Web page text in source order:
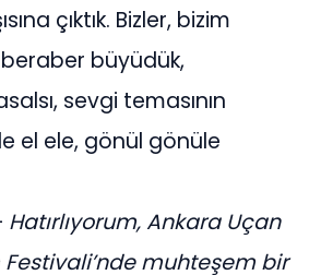
çıktık. Bizler, bizim
büyüdük,
sevgi temasının
el ele, gönül gönüle
Hatırlıyorum, Ankara Uçan
muhteşem bir